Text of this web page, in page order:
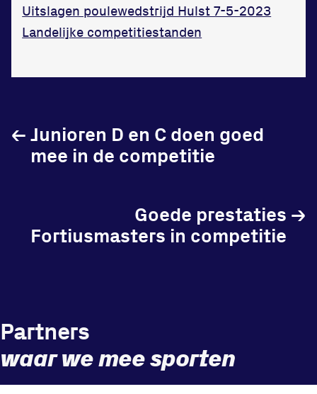
Uitslagen poulewedstrijd Hulst 7-5-2023
Landelijke competitiestanden
Junioren D en C doen goed
mee in de competitie
←
Goede prestaties
Fortiusmasters in competitie
→
Partners
waar we mee sporten